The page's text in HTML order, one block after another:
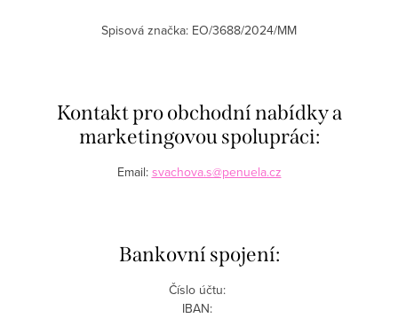
Spisová značka: EO/3688/2024/MM
Kontakt pro obchodní nabídky a
marketingovou spolupráci:
Email: svachova.s@penuela.cz
Bankovní spojení:
Číslo účtu:
IBAN: